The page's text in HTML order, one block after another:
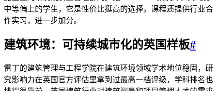
中等偏上的学生，它是性价比挺高的选择。课程还提供行业合
作实习，进一步加分。
建筑环境：可持续城市化的英国样板#
雷丁的建筑管理与工程学院在建筑环境领域学术地位稳固，研
究影响力在英国官方评估里拿到过最高一档评级，学科排名也